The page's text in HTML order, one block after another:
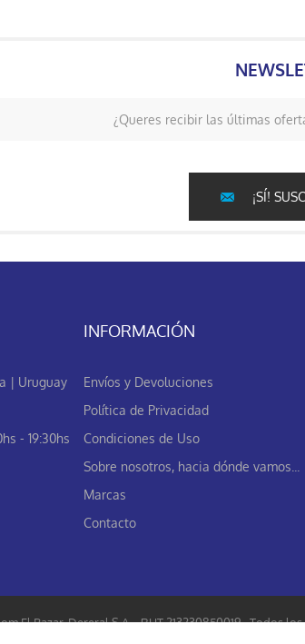
¿Queres recibir las últimas
¡SÍ!
| Uruguay
- 19:30hs
INFORMACIÓN
Envíos y Devoluciones
Política de Privacidad
Condiciones de Uso
Sobre nosotros, hacia dónde vamos...
Marcas
Contacto
El Bazar. Dereral S.A. - RUT 213230850019 - Todos